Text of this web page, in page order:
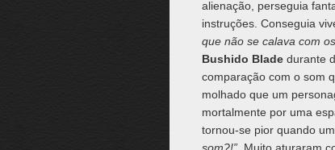
alienação, perseguia
instruções. Conseguia
que não se calava com
Bushido Bladedurante
comparação com o som
molhado que um
mortalmente por uma
tornou-se pior quando